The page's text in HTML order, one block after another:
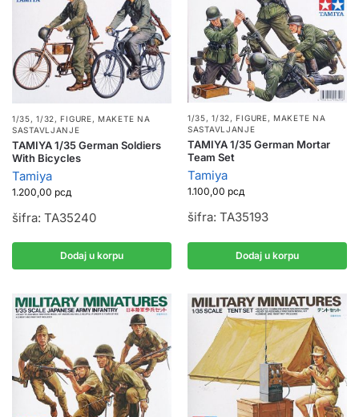
1/35, 1/32,FIGURE,MAKETE NA
SASTAVLJANJE
TAMIYA 1/35 German Soldiers
With Bicycles
Tamiya
1.200,00 рсд
šifra: TA35240
Dodaj u korpu
1/35, 1/32,FIGURE,MAKETE NA
SASTAVLJANJE
TAMIYA 1/35 German Mortar
Team Set
Tamiya
1.100,00 рсд
šifra: TA35193
Dodaj u korpu